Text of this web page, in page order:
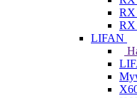
RX
RX
LIFAN